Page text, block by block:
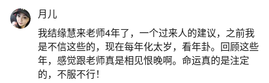
的算卦铺，位于东关街北50米，靠近育才巷、兴华
路和索河桥，在当地拥有较高的知名度和口碑，许
多人都知道这家算卦铺。2.本地人广泛认可多位本
地人推荐杜四师傅，称其算卦“特别准”“绝对不会让
月儿
我结缘慧来老师4年了，一个过来人的建议，之前我
是不信这些的，现在每年化太岁，看年卦。回顾这些
年，感觉跟老师真是相见恨晚啊。命运真的是注定
的，不服不行！